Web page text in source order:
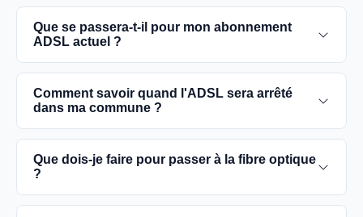
L'extinction complète du réseau ADSL est prévue
pour 2030. D'ici là, les utilisateurs sont
optique, plus rapides et fiables.
Que se passera-t-il pour mon abonnement
ADSL actuel ?
Vous pouvez continuer à utiliser votre
abonnement ADSL jusqu'à la date de fermeture du
conseillé de passer à la fibre optique dès que
possible pour une meilleure qualité de service.
Comment savoir quand l'ADSL sera arrêté
dans ma commune ?
Les dates précises de fermeture de l'ADSL varient
selon les communes. Vous pouvez trouver ces
commune spécifique.
Que dois-je faire pour passer à la fibre optique
?